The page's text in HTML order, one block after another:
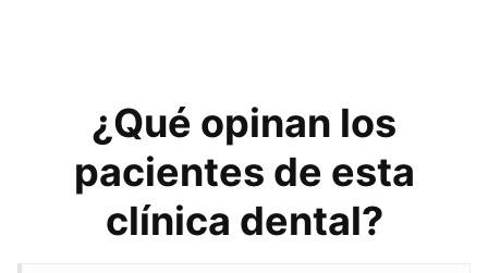
¿Qué opinan los
pacientes de esta
clínica dental?